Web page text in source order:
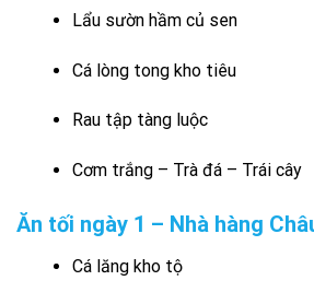
Lẩu sườn hầm củ sen
Cá lòng tong kho tiêu
Rau tập tàng luộc
Cơm trắng – Trà đá – Trái cây
Ăn tối ngày 1 – Nhà hàng
Cá lăng kho tộ